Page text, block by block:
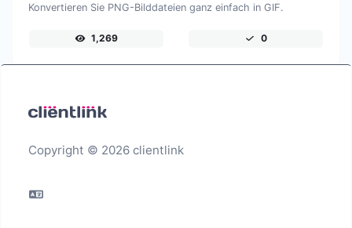
Konvertieren Sie PNG-Bilddateien ganz einfach in GIF.
1,269 0
Copyright © 2026 clientlink